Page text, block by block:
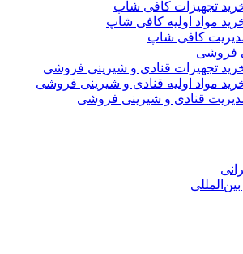
تجهیزات کافی شاپ
مواد اولیه کافی‌ شاپ‌
کافی شاپ
فروشی
تجهیزات قنادی و شیرینی فروشی
مواد اولیه قنادی و شیرینی فروشی
قنادی و شیرینی فروشی